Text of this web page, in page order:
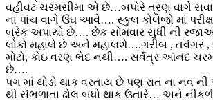
વહીવટ ચરમસીમા એ છે…બપોરે ત્રણ વાગે
ના પાંચ વાગે ઉંઘ આવે…. સ્કુલ કોલેજો માં
બ્રેક અપાયો છે…. છેક સોમવાર સુધી ની
લોકો મહાલે છે અને મહાલશે….ગરીબ , તવંગર ,
મોટો, કોઇ વરણ ભેદ નથી…. સર્વત્ર આંનંદ
છે….
પગ માં થોડો થાક વરતાય છે પણ રાત ના નવ
થી સંભળાતા ઢોલ બધો થાક ઉતારે… અને